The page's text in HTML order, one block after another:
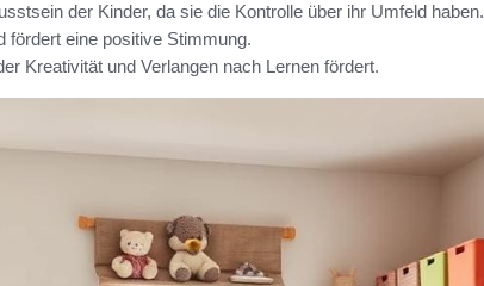
der Kinder, da sie die Kontrolle über ihr Umfeld haben.
fördert eine positive Stimmung.
Kreativität und Verlangen nach Lernen fördert.